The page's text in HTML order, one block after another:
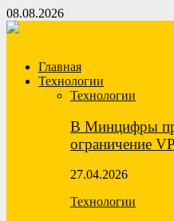
08.08.2026
Главная
Технологии
Технологии
В Минцифры
ограничение
27.04.2026
Технологии